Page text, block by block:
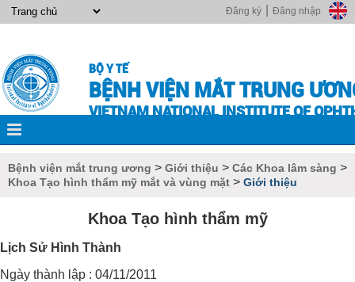
Đăng nhập
Đăng ký
BỘ Y TẾ
BỆNH VIỆN MẮT TRUNG
VIETNAM NATIONAL INSTITUTE OF
Bệnh viện mắt trung ương > Giới thiệu > Các Khoa lâm sàng >
Khoa Tạo hình thẩm mỹ mắt và vùng mặt > Giới thiệu
Khoa Tạo hình thẩm mỹ
Lịch Sử Hình Thành
Ngày thành lập : 04/11/2011